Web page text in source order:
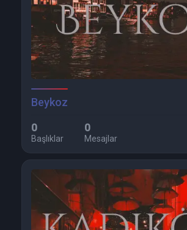
Beykoz
0
Başlıklar
0
Mesajlar